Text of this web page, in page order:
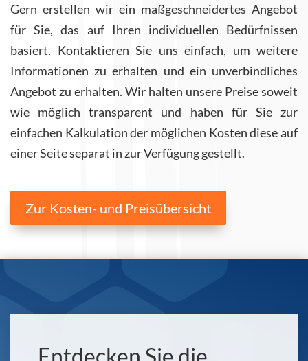
Gern erstellen wir ein maßgeschneidertes Angebot
für Sie, das auf Ihren individuellen Bedürfnissen
basiert. Kontaktieren Sie uns einfach, um weitere
Informationen zu erhalten und ein unverbindliches
Angebot zu erhalten. Wir halten unsere Preise soweit
wie möglich transparent und haben für Sie zur
einfachen Kalkulation der möglichen Kosten diese auf
einer Seite separat in zur Verfügung gestellt.
Zur Kosten- und Preisübersicht
Entdecken Sie die